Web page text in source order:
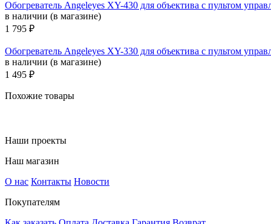
в наличии (в магазине)
в наличии (в магазине)
Наши проекты